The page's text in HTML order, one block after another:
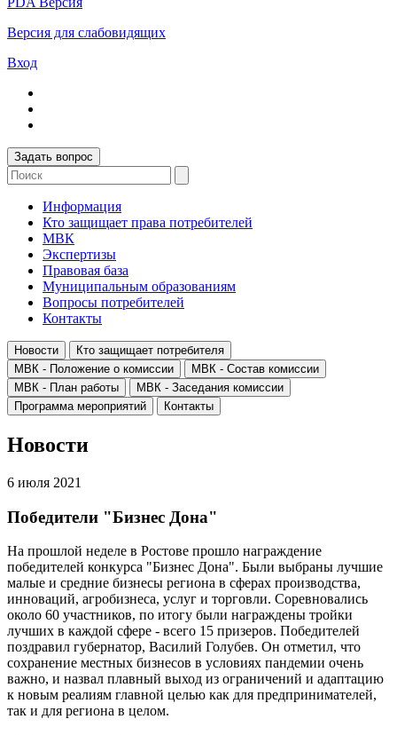
Версия для слабовидящих
Вход
Задать вопрос
Информация
Кто защищает права потребителей
МВК
Экспертизы
Правовая база
Муниципальным образованиям
Вопросы потребителей
Контакты
Новости
Кто защищает потребителя
МВК - Положение о комиссии
МВК - Состав комиссии
МВК - План работы
МВК - Заседания комиссии
Программа мероприятий
Контакты
Новости
6 июля 2021
Победители "Бизнес Дона"
На прошлой неделе в Ростове прошло награждение
победителей конкурса "Бизнес Дона". Были выбраны лучшие
малые и средние бизнесы региона в сферах производства,
инноваций, агробизнеса, услуг и торговли. Соревновались
около 60 участников, по итогу были награждены тройки
лучших в каждой сфере - всего 15 призеров. Победителей
поздравил губернатор, Василий Голубев. Он отметил, что
сохранение местных бизнесов в условиях пандемии очень
важно, и назвал плавный выход из ограничений и адаптацию
к новым реалиям главной целью как для предпринимателей,
так и для региона в целом.